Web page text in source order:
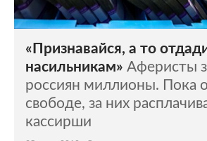
«Признавайся, а то
насильникам» Аферисты
россиян миллионы. Пока
свободе, за них
кассирши